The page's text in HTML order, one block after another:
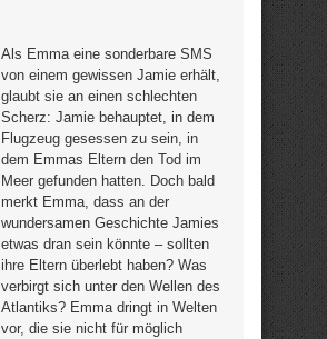
Als Emma eine sonderbare SMS
von einem gewissen Jamie erhält,
glaubt sie an einen schlechten
Scherz: Jamie behauptet, in dem
Flugzeug gesessen zu sein, in
dem Emmas Eltern den Tod im
Meer gefunden hatten. Doch bald
merkt Emma, dass an der
wundersamen Geschichte Jamies
etwas dran sein könnte – sollten
ihre Eltern überlebt haben? Was
verbirgt sich unter den Wellen des
Atlantiks? Emma dringt in Welten
vor, die sie nicht für möglich